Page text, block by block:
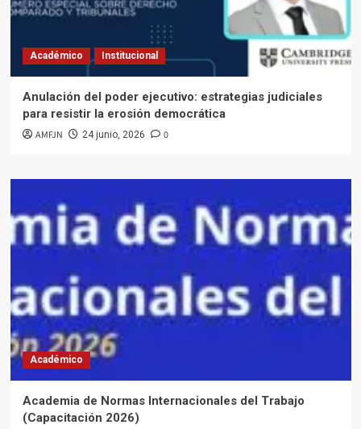
Académico Institucional
Anulación del poder ejecutivo: estrategias judiciales
para resistir la erosión democrática
AMFJN 24 junio, 2026 0
Académico
Academia de Normas Internacionales del Trabajo
(Capacitación 2026)